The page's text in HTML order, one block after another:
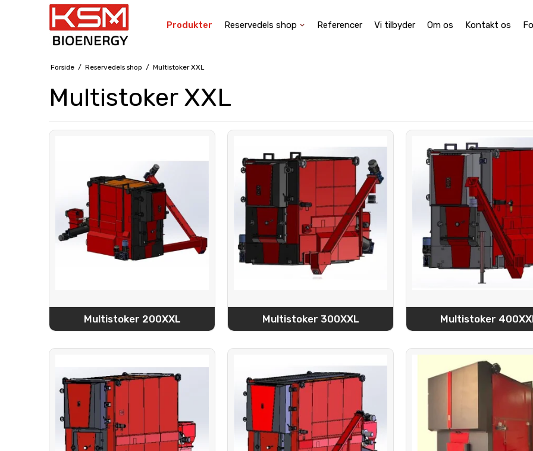
Produkter Reservedels shop Referencer Vi tilbyder Om os Kontakt os
Forside / Reservedels shop / Multistoker XXL
Multistoker XXL
Multistoker 200XXL Multistoker 300XXL Multistoker